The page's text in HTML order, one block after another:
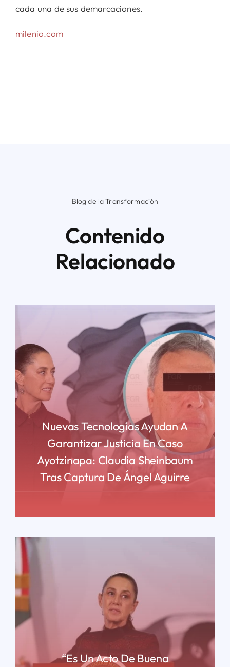
cada una de sus demarcaciones.
milenio.com
Blog de la Transformación
Contenido
Relacionado
Nuevas Tecnologías Ayudan A
Garantizar Justicia En Caso
Ayotzinapa: Claudia Sheinbaum
Tras Captura De Ángel Aguirre
“Es Un Acto De Buena